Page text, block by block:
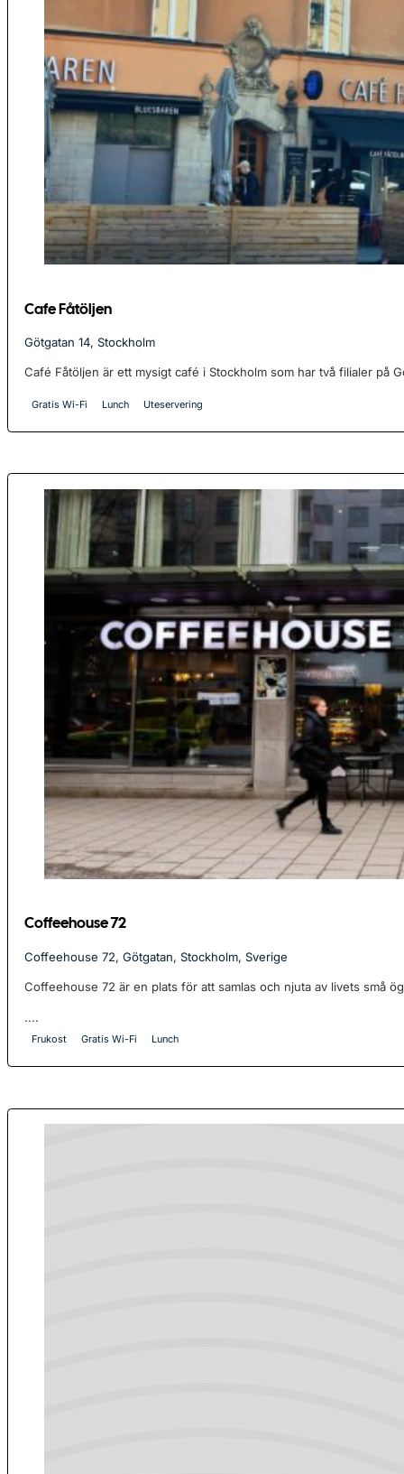
Cafe Fåtöljen
Götgatan 14, Stockholm
Café Fåtöljen är ett mysigt café i Stockholm som har två filialer på
Gratis Wi-Fi Lunch Uteservering
Coffeehouse 72
Coffeehouse 72, Götgatan, Stockholm, Sverige
Coffeehouse 72 är en plats för att samlas och njuta av livets små
....
Frukost Gratis Wi-Fi Lunch